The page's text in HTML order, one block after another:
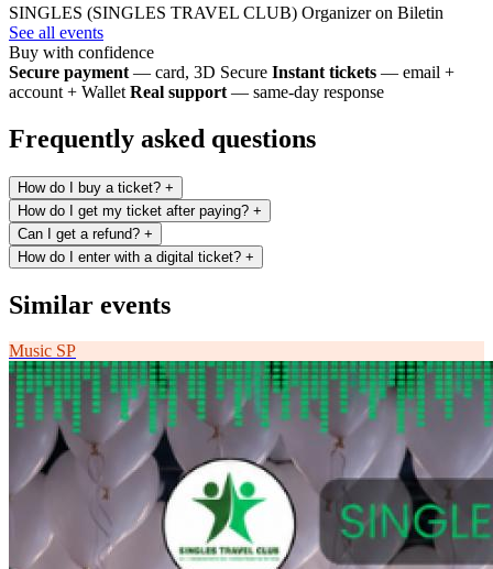
SINGLES (SINGLES TRAVEL CLUB) Organizer on Biletin
See all events
Buy with confidence
Secure payment — card, 3D Secure Instant tickets — email +
account + Wallet Real support — same-day response
Frequently asked questions
How do I buy a ticket? +
How do I get my ticket after paying? +
Can I get a refund? +
How do I enter with a digital ticket? +
Similar events
Music SP